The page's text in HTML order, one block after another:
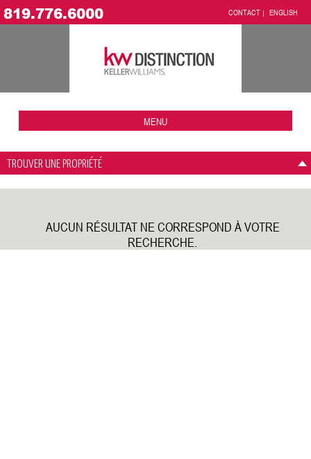
819.776.6000 CONTACT ENGLISH
MENU
TROUVER UNE PROPRIÉTÉ
AUCUN RÉSULTAT NE CORRESPOND À VOTRE
RECHERCHE.